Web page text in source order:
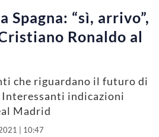
Spagna: “sì, arrivo”,
Ronaldo al
che riguardano il futuro di
indicazioni
Madrid
| 10:47